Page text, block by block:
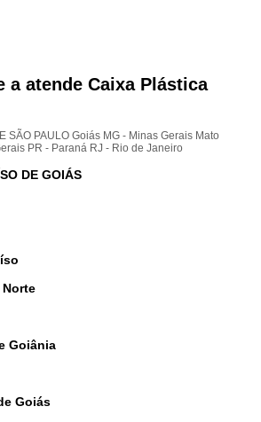
a atende Caixa Plástica
SÃO PAULO Goiás MG - Minas Gerais Mato
PR - Paraná RJ - Rio de Janeiro
DE GOIÁS
Norte
Goiânia
Goiás